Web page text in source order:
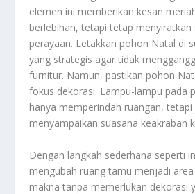
elemen ini memberikan kesan
berlebihan, tetapi tetap menyiratkan
perayaan. Letakkan pohon Natal di
yang strategis agar tidak
furnitur. Namun, pastikan pohon
fokus dekorasi. Lampu-lampu pada
hanya memperindah ruangan, tetapi
menyampaikan suasana keakraban
Dengan langkah sederhana seperti
mengubah ruang tamu menjadi
makna tanpa memerlukan dekorasi